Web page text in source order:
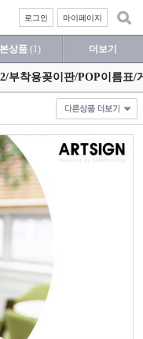
마이페이지
로그인
상품 (1) 더보기
부착용꽂이판/POP이름표/